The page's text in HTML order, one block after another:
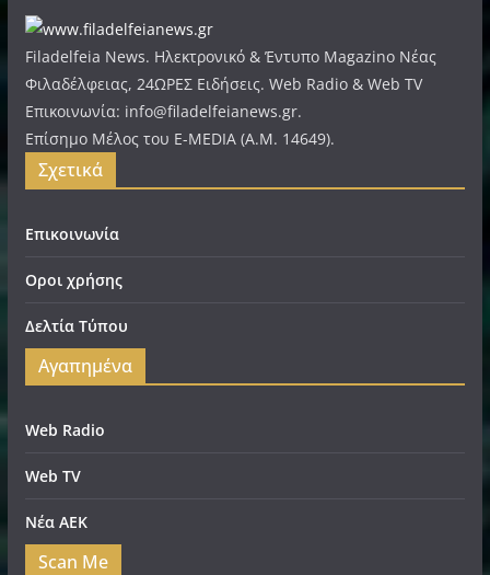
Filadelfeia News. Ηλεκτρονικό & Έντυπο Magazino Νέας
Φιλαδέλφειας, 24ΩΡΕΣ Ειδήσεις. Web Radio & Web TV
Επικοινωνία: info@filadelfeianews.gr.
Επίσημο Μέλος του E-MEDIA (A.M. 14649).
Σχετικά
Επικοινωνία
Οροι χρήσης
Δελτία Τύπου
Αγαπημένα
Web Radio
Web TV
Νέα ΑΕΚ
Scan Me